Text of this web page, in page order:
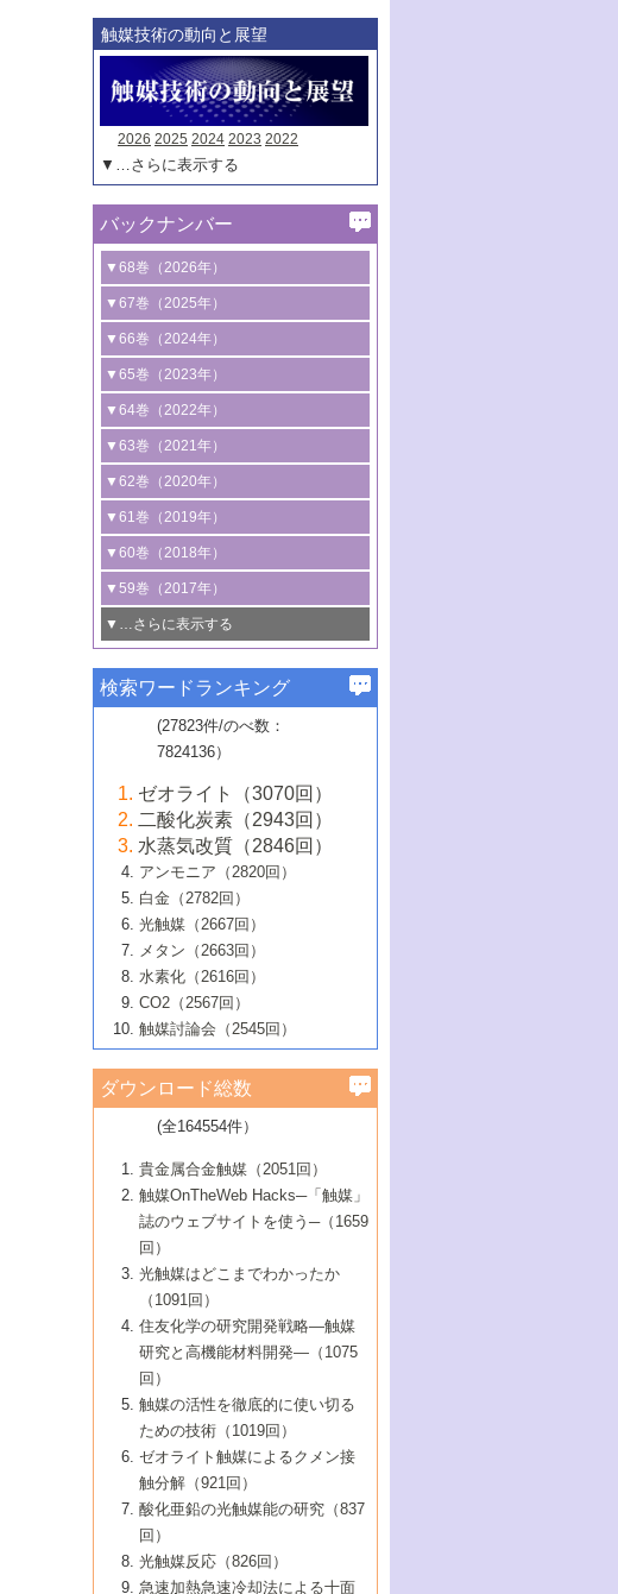
触媒技術の動向と展望
2026 2025 2024 2023 2022
▼…さらに表示する
バックナンバー
▼68巻（2026年）
1号 過酸化水素合成に関する研究動向
2号 コンピューター技術により加速する
触媒開発
3号 有機分子変換やCO 資源化のための
光触媒に関する最近の研究
B号 第137回触媒討論会（2026年）
▼67巻（2025年）
1号 CO
水素化によるグリーン燃料/グリ
ーンケミカル製造
2号 水素製造のための水分解技術に関す
る最近の研究
3号 オレフィン系樹脂の精密合成に関す
る最新技術
4号 アルコール類の効率的変換を実現す
る非貴金属触媒の研究動向
5号 ゼオライトの合成と応用における研
究動向
6号 ヘテロ接合界面
B号 第135回触媒討論会（2025年）
▼66巻（2024年）
1号 低次元ナノ構造を有する触媒材料
2号 規制反応場を活用した固体触媒研究
の新展開
3号 未踏分子変換を目指した酸化触媒プ
ロセスの最前線
4号 シンクロトロン放射光および中性子
線を利用した触媒解析技術の最先端
5号 単原子触媒
6号 参照触媒委員会からのお知らせ
B号 第133回触媒討論会（2023年）
▼65巻（2023年）
1号 炭素が関わる触媒機能
2号 プラスチックケミカルリサイクルの
ための触媒技術
3号 非酸化物系金属化合物を基盤とした
触媒材料の開発
4号 格子酸素・格子酸素欠陥を利用した
触媒反応
5号 生体触媒によるエネルギー変換反応
6号 窒素とリンの循環のための触媒・機
能性材料
▼64巻（2022年）
1号 合成ガス製造とCOを用いるケミカル
ズ合成の最新動向
2号 化学品合成のための合金触媒開発
3号 CO の排出削減および有効活用のた
めの触媒技術
4号 若手による情報発信企画～とびたて
若き触媒の研究者たち～（1）
若き触媒の研究者たち～（2）
6号 石油のノーブル・ユースを志向した
触媒技術
大学：オンライン・対面開催）
▼63巻（2021年）
1号 金触媒の新展開
2号 ペロブスカイト
3号 特殊反応場を利用した触媒的分子変
換反応
4号 多孔質材料を用いた触媒の新展開
5号 情報学的手法を用いた触媒開発
6号 カーボンニュートラルに向けた電解
技術
B号 第127回触媒討論会（2021年・オン
ライン開催(Zoom)のみ）
▼62巻（2020年）
1号 触媒設計を拓く欠陥構造のキャラク
タリゼーション
2号 機能化学品製造に資するクリーンな
触媒的酸化反応
3号 水処理のための触媒化学
4号 光触媒を用いた水分解の最新の研究
動向
5号 次世代の触媒プロセスを支えるマイ
6号 メタン転換技術の最新動向
B号 第125回触媒討論会（2020年・工学
院大学）
▼61巻（2019年）
1号 物質移動制御に着目した触媒プロセ
ス開発
2号 CO2 フリー水素サプライチェーンに
関わる触媒開発動向
3号 精密高分子合成に関する最近の研究
動向
4号 バイオマス化成品製造のための触媒
5号 固体触媒による含窒素有機化合物変
換の最前線
6号 貴金属使用量低減に向けた自動車排
ガス浄化触媒の開発
B号 第123回触媒討論会（2019年・大阪
▼60巻（2018年）
1号 固体酸触媒の最新の研究動向
2号 二酸化炭素からの有用化学品合成
3号 ナノ粒子・クラスター触媒の最前線
4号 60周年記念企画
5号 進化するゼオライト合成技術
6号 非貴金属系触媒における電気化学的
B号 第121回触媒討論会（2018年・東京
大学）
▼59巻（2017年）
1号 いたるところに，触媒
最先端技術
3号 無機分離膜材料の開発と触媒反応プ
ロセスへの適用
5号 水素のふるまいを解き明かす最先端
研究
6号 低級アルカンの有効利用のための触
媒技術
B号 第119回触媒討論会（2017年・首都
大学東京）
▼…さらに表示する
1号 ユニークな構造の高分子を生み出す触
2号 リグニンからの化成品製造に向けた触
媒技術
3号 触媒研究の最先端～とびたて若き研究
者たち～（1）
4号 触媒研究の最先端～とびたて若き研究
者たち～（2）
5号 触媒研究の最先端～とびたて若き研究
者たち～（3）
6号 イオニクス材料と燃料電池・電解合成
の最新の研究動向
B号 第117回触媒討論会（2016年・大阪府
立大学）
▼57巻（2015年）
1号 水素キャリアにかかわる触媒技術の新
2号 石油精製用触媒の最近の進展
3号 固体酸化物形燃料電池（SOFC）におけ
るアノード触媒上での燃料直接改質技術
4号 コアシェル構造の制御による触媒機能
5号 工業触媒およびその周辺技術の最近の
進歩
6号 ナノシート
B号 第115回触媒討論会（2015年・成蹊大
▼56巻（2014年）
2号 光触媒反応機構に関する最新の研究動
向
開発動向
4号 人工光合成に向けた近年のアプローチ
5号 未利用熱エネルギーの有効活用に貢献
する触媒技術
6号 ポリオキソメタレート
B号 第113回触媒討論会（2014年・ロワジ
ールホテル豊橋）
1号 高耐久性燃料電池システム用触媒にお
ける新展開
2号 リビングラジカル重合の最近の動向
3号 天然ガスの化学工業的展開に関する触
媒技術
4号 貴金属触媒の精密構造制御とその活用
5号 バイオマス化成品製造のための固体触
6号 ナノ空間─吸着状態解析から新機能開拓
B号 第111回触媒討論会（2013年・関西大
▼54巻（2012年）
1号 規則性多孔体の利用技術における最近
の進歩
2号 第109回触媒討論会
3号 貴金属低減技術の最新動向
4号 貴金属代替技術の最新動向
5号 光触媒による物質変換反応の新展開
6号 グラフェン
7号 水素を利用する化成品合成の新潮流
▼53巻（2011年）
1号 金属学から見る合金触媒の新展開
2号 第107回触媒討論会
3号 触媒のその場観察法の進歩（１）
4号 触媒のその場観察法の進歩（２）
5号 不活性結合の触媒的活性化による有機
合成
6号 新しい固体酸触媒技術
7号 ゼオライト合成における最近の進歩
▼52巻（2010年）
1号 触媒の劣化対策と長寿命触媒開発
2号 第105回触媒討論会
3号 ナノ構造が拓く新機能
4号 活性サイトおよびその環境の精密な設
計による触媒の高機能化
5号 触媒を有効に使うための技術
7号 有機分子触媒による精密有機合成
8号 高機能化ポリオレフィンに向けた重合
触媒の最近の進展
1号 炭素材料－熱い注目を集める材料－
2号 第103回触媒討論会
3号 環境浄化用光触媒の現状と課題
4号 水素社会の実現に向けた水素製造・貯
蔵技術の進歩
5号 CO2が関わる触媒・材料
7号 持続可能社会実現のための触媒および
触媒関連技術
▼50巻（2008年）
1号 触媒化学と学会のこの10年，半世紀，
そして未来
2号 第101回触媒討論会
4号 錯体を利用したユニークな表面構造の
構築と機能
5号 若手会員による触媒研究の未来展望1：
企業編
6号 第102回触媒討論会
7号 触媒・化学反応における計算化学の進
8号 若手研究者による触媒研究の未来展望
2：大学・研究所編
▼49巻（2007年）
1号 含フッ素化合物の合成と触媒
2号 第99回触媒討論会
3号 実用的ファインケミカル合成プロセス
を実現する触媒
5号 こんな物質，あんな物質―新たな触媒
の可能性―
7号 『結晶の化学』を活かした触媒研究
8号 イオン液体の応用
▼48巻（2006年）
1号 固体酸触媒の最近の進歩
2号 第97回触媒討論会
3号 リビング重合触媒の最近の展開
5号 水素製造・貯蔵のための触媒技術の新
しい展開
6号 第98回触媒討論会
7号 基礎化学品製造の触媒技術
8号 多機能型リアクター
1号 最近の触媒担体とその効果
2号 第95回触媒討論会
4号 水分解用光触媒材料
5号 時間分解分光の進歩と応用
6号 第96回触媒討論会
8号 超臨界流体を用いた化学プロセスの新
▼46巻（2004年）
1号 部分酸化反応触媒の最前線
2号 第93回触媒討論会
3号 特殊エネルギー場の触媒反応
4号 生体内における金属の触媒作用
5号 ファインケミカルズの展開に寄与する
6号 第94回触媒討論会
7号 サブナノレベルでみた新しい表面現象
8号 オレフィン重合触媒の新たな展
▼45巻（2003年）
1号 なぜこの触媒が良いのか？
2号 第91回触媒討論会
3号 最近の自動車排ガス処理技術
4号 触媒研究の現状と将来─第90回触媒討論
5号 基礎化学品製造の触媒技術
6号 第92回触媒討論会
7号 基礎化学品製造の触媒技術
8号 資源の循環と触媒技術
▼44巻（2002年）
1号 高次制御された触媒の化学
2号 第89回触媒討論会
3号 触媒を利用した電気化学の新展開
4号 ナノ材料の調製と機能化
5号 こんな触媒が欲しい
6号 第90回触媒討論会
7号 触媒研究と学術雑誌/情報
8号 若い世代からみた触媒化学の現状と未
▼43巻（2001年）
1号 グリーンケミストリーと触媒
2号 第87回触媒討論会特集号
3号 生体触媒とバイオプロセス
4号 水素製造・利用の触媒化学
5号 触媒研究における新しい切り口：コン
ビナトリアルケミストリー
6号 第88回触媒討論会特集号
7号 企業における触媒研究のブレークスル
8号 この材料を触媒として使ってみません
▼42巻（2000年）
1号 触媒反応工学の明日を拓く
2号 第85回触媒討論会
3号 反応ダイナミクス
5号 触媒のおもしろさをどのように伝える
6号 第86回触媒討論会
7号 水素化精製触媒の新しい展開
8号 新しい反応性と機能性を目指した金属
クラスタ-化学
▼41巻（1999年）
1号 孔、穴、あな?-特異な空間とその利用-
2号 第83回触媒討論会
3号 均一系触媒反応最前線
4号 実用炭素材料の新展開
5号 研究の方法論を考える
7号 機能性金属材料と触媒
8号 触媒研究へのNMRの応用と展望
▼40巻（1998年）
進展と21世紀への提言/創立40周年記念・触
媒学会この10年の歩みとこれから/創立40周
2号 第81回触媒討論会
3号 計算機触媒化学へのさそい
4号 触媒劣化の制御と予測
5号 最新の実用プロセスと触媒
6号 第82回触媒討論会
1号 均一系と不均一系触媒反応-その特徴と
接点
2号 第79回触媒討論会
3号 最新NO除去触媒の実用化研究
4号 新しい反応場を目指した触媒調製
5号 反応・分離技術の新しい展開
6号 第80回触媒討論会
▼38巻（1996年）
1号 触媒の構造と触媒作用/C1化学を中心と
する21世紀への触媒
3号 オリンピックメダル:金・銀・銅はどん
な触媒作用を示すか
4号 触媒作用における機能の複合化
▼37巻（1995年）
1号 ファインケミカルズと固体触媒
2号 第75回触媒討論会
3号 希土類を利用した触媒
4号 触媒とリサイクル
5号 エネルギー変換触媒
▼36巻（1994年）
1号 電気化学と触媒
2号 第73回触媒討論会
3号 C4化学の展開
4号 《通常号》
▼35巻（1993年）
1号 工業触媒開発マニュアル―探索から工
業化まで
2号 第71回触媒討論会
▼34巻（1992年）
1号 インパクトを与えたこの研究
2号 第69回触媒討論会
▼33巻（1991年）
1号 触媒プロセス開発マニュアル―探索か
▼32巻（1990年）
検索ワードランキング
(27823件/のべ数：
7824136）
ゼオライト（3070回）
二酸化炭素（2943回）
水蒸気改質（2846回）
アンモニア（2820回）
白金（2782回）
光触媒（2667回）
メタン（2663回）
水素化（2616回）
CO2（2567回）
触媒討論会（2545回）
ダウンロード総数
(全164554件）
貴金属合金触媒（2051回）
触媒OnTheWeb Hacks─「触媒」
誌のウェブサイトを使う─（1659
回）
光触媒はどこまでわかったか
（1091回）
住友化学の研究開発戦略―触媒
研究と高機能材料開発―（1075
回）
触媒の活性を徹底的に使い切る
ための技術（1019回）
ゼオライト触媒によるクメン接
触分解（921回）
酸化亜鉛の光触媒能の研究（837
回）
光触媒反応（826回）
急速加熱急速冷却法による十面